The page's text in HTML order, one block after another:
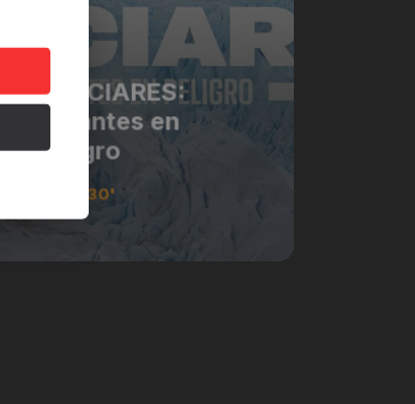
GLACIARES:
Gigantes en
peligro
ARG - 30'